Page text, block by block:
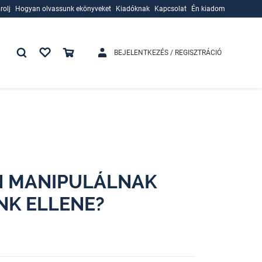
Hogyan olvassunk ekönyveket
Kiadóknak
Kapcsolat Én kiadom
BEJELENTKEZÉS / REGISZTRÁCIÓ
MANIPULÁLNAK
ELLENE?